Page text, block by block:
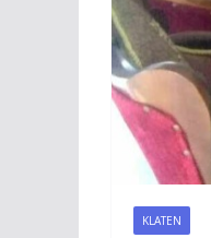
KLATEN